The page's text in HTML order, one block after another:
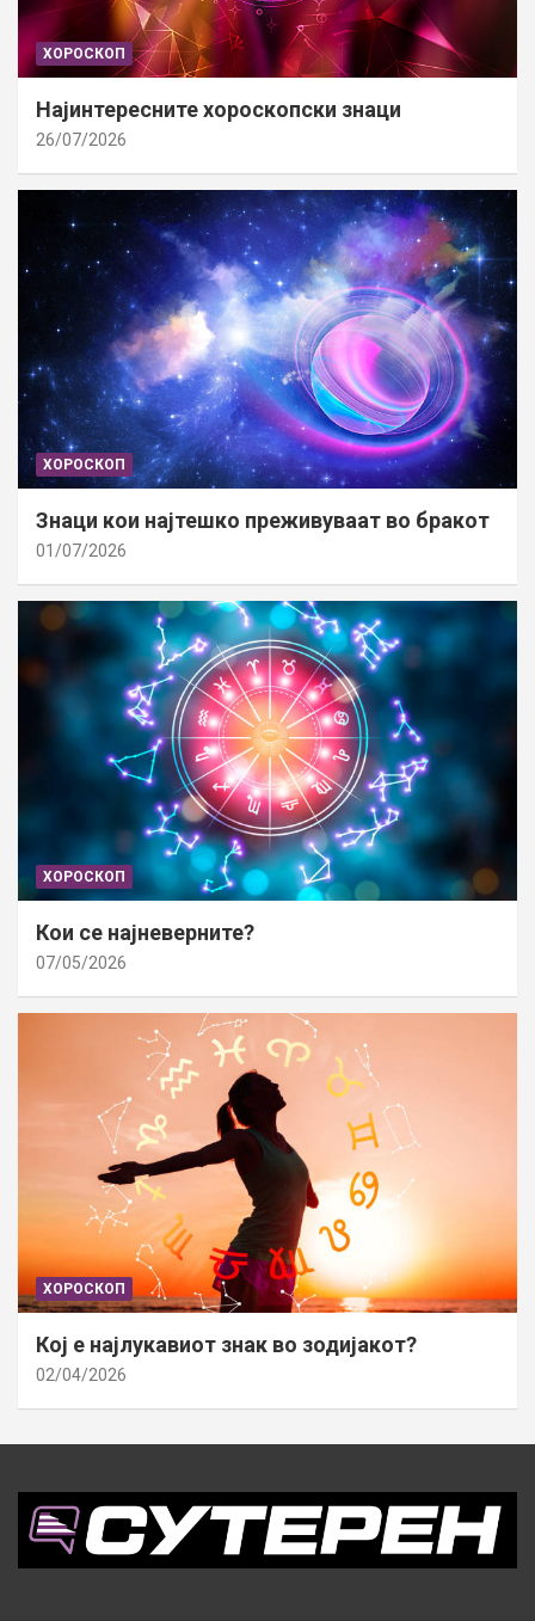
ХОРОСКОП
Најинтересните хороскопски знаци
26/07/2026
ХОРОСКОП
Знаци кои најтешко преживуваат во бракот
01/07/2026
ХОРОСКОП
Кои се најневерните?
07/05/2026
ХОРОСКОП
Кој е најлукавиот знак во зодијакот?
02/04/2026